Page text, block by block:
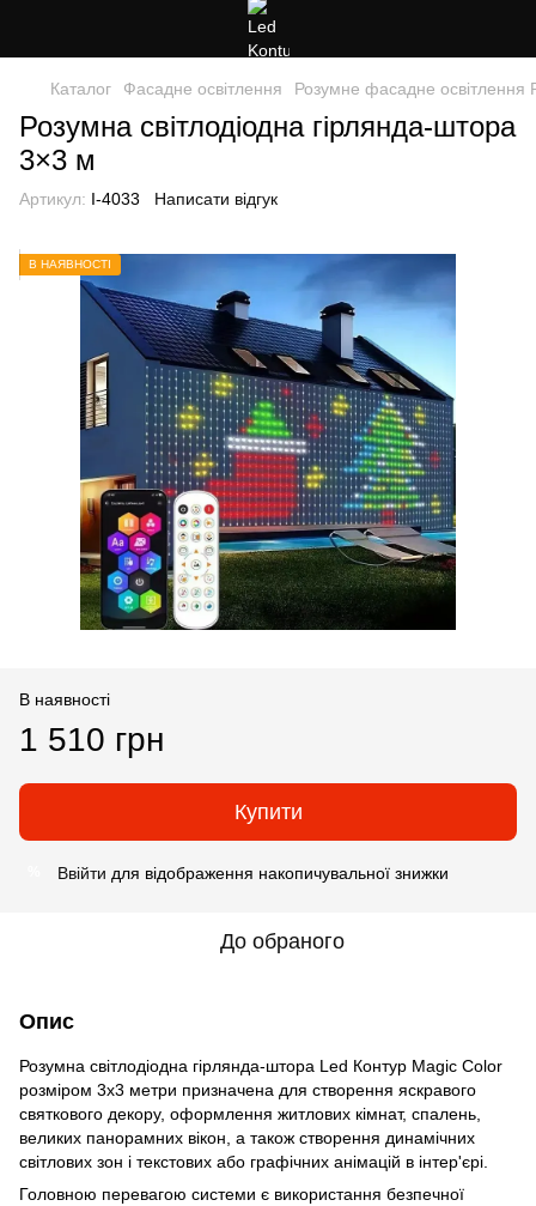
Каталог Фасадне освітлення Розумне фасадне освітлення
Розумна світлодіодна гірлянда-штора
3×3 м
Артикул: I-4033 Написати відгук
В НАЯВНОСТІ
В наявності
1 510 грн
Купити
Ввійти для відображення накопичувальної знижки
До обраного
Опис
Розумна світлодіодна гірлянда-штора Led Контур Magic Color
розміром 3х3 метри призначена для створення яскравого
святкового декору, оформлення житлових кімнат, спалень,
великих панорамних вікон, а також створення динамічних
світлових зон і текстових або графічних анімацій в інтер'єрі.
Головною перевагою системи є використання безпечної